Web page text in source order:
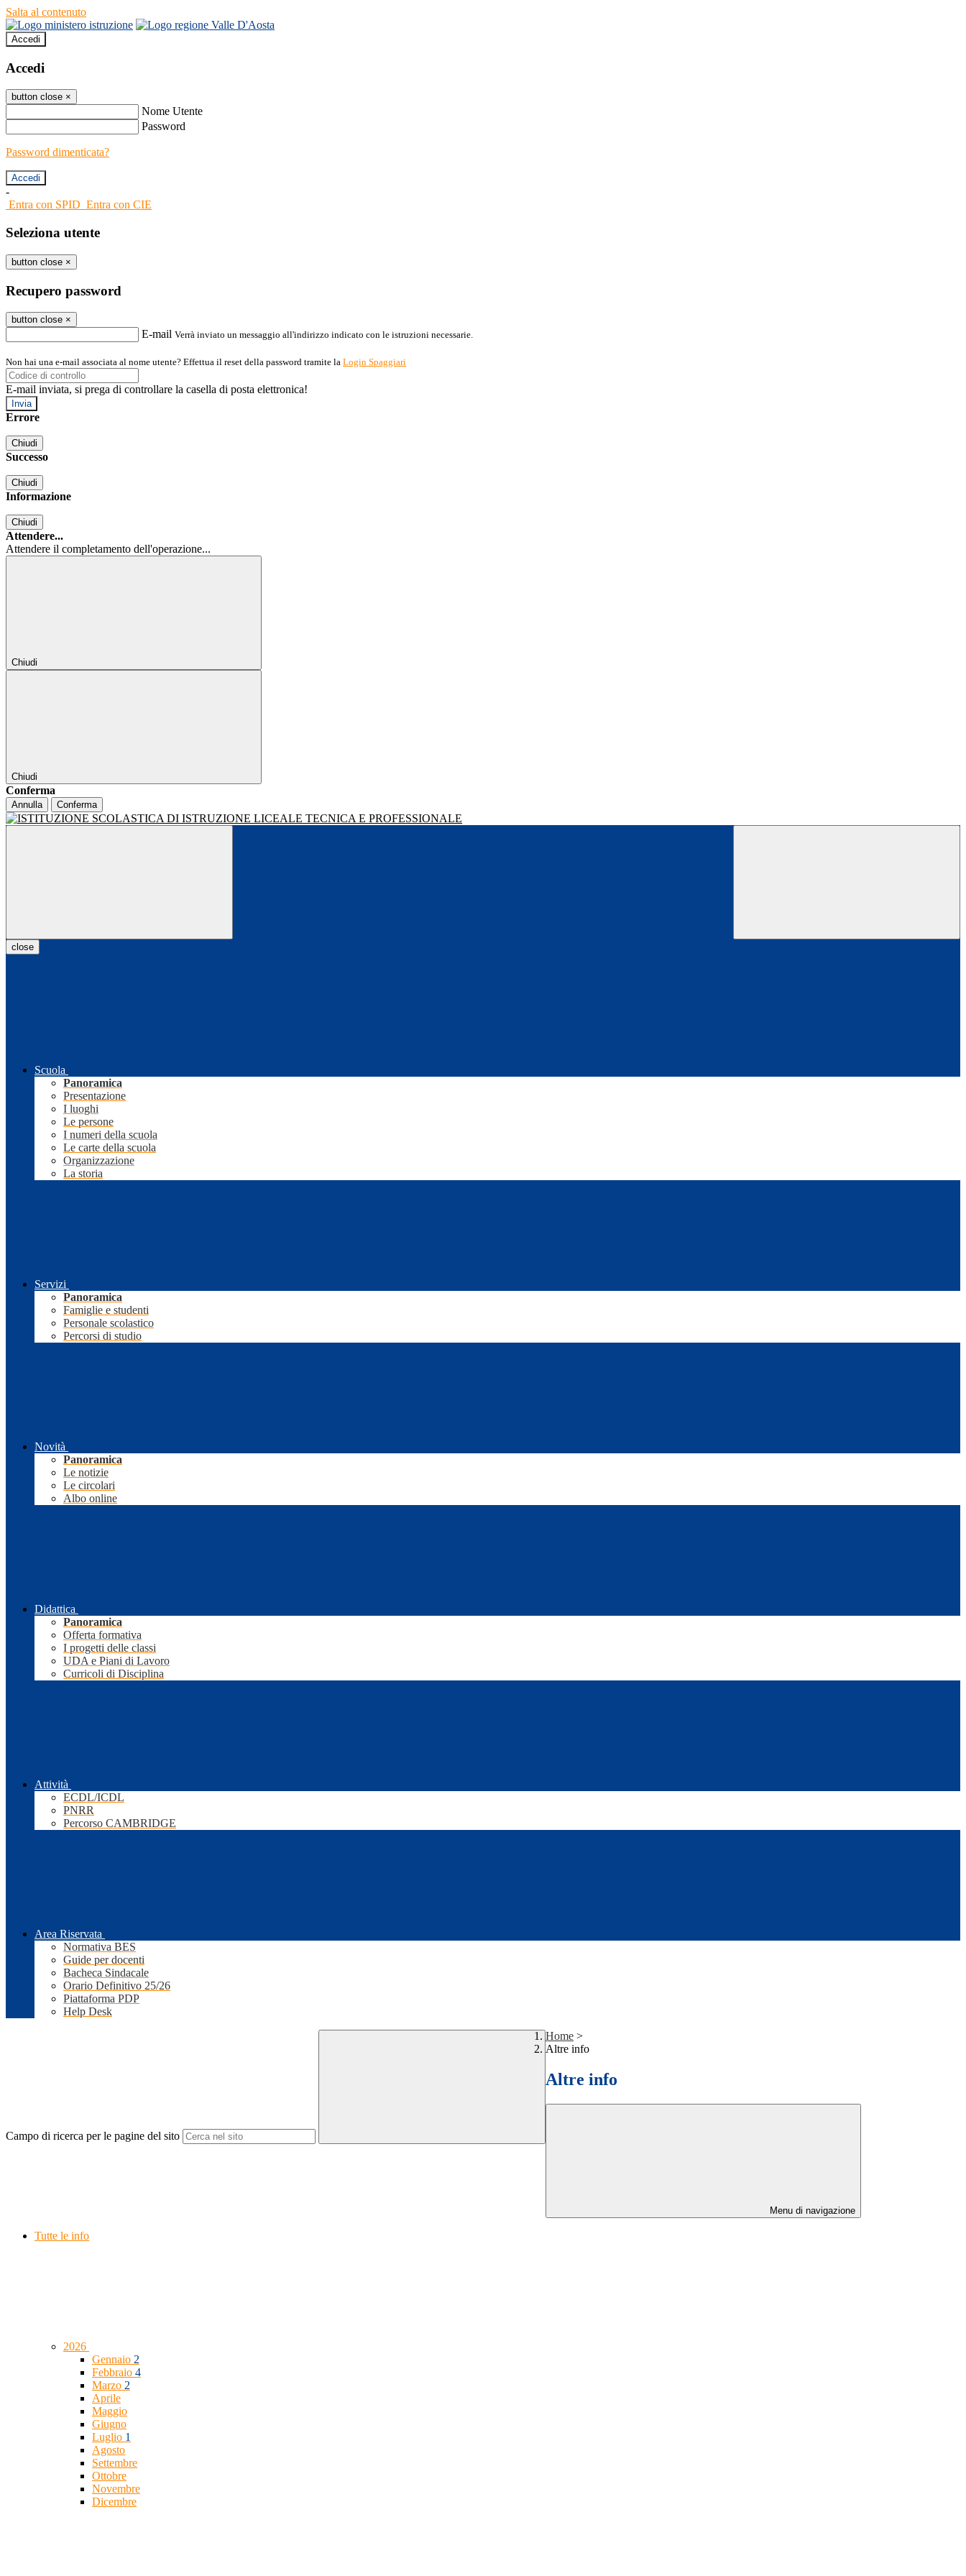
Salta al contenuto
Accedi
Accedi
button close ×
Nome Utente
Password
Password dimenticata?
-
Entra con SPID Entra con CIE
Seleziona utente
button close ×
Recupero password
button close ×
E-mail Verrà inviato un messaggio all'indirizzo indicato con le istruzioni necessarie.
Non hai una e-mail associata al nome utente? Effettua il reset della password tramite la Login Spaggiari
E-mail inviata, si prega di controllare la casella di posta elettronica!
Errore
Chiudi
Successo
Chiudi
Informazione
Chiudi
Attendere...
Attendere il completamento dell'operazione...
Chiudi
Chiudi
Conferma
Annulla Conferma
close
Scuola
Panoramica
Presentazione
I luoghi
Le persone
I numeri della scuola
Le carte della scuola
Organizzazione
La storia
Servizi
Panoramica
Famiglie e studenti
Personale scolastico
Percorsi di studio
Novità
Panoramica
Le notizie
Le circolari
Albo online
Didattica
Panoramica
Offerta formativa
I progetti delle classi
UDA e Piani di Lavoro
Curricoli di Disciplina
Attività
ECDL/ICDL
PNRR
Percorso CAMBRIDGE
Area Riservata
Normativa BES
Guide per docenti
Bacheca Sindacale
Orario Definitivo 25/26
Piattaforma PDP
Help Desk
Campo di ricerca per le pagine del sito
Home >
Altre info
Altre info
Menu di navigazione
Tutte le info
2026
Gennaio 2
Febbraio 4
Marzo 2
Aprile
Maggio
Giugno
Luglio 1
Agosto
Settembre
Ottobre
Novembre
Dicembre